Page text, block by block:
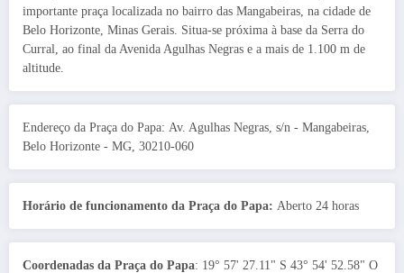
importante praça localizada no bairro das Mangabeiras, na cidade de
Belo Horizonte, Minas Gerais. Situa-se próxima à base da Serra do
Curral, ao final da Avenida Agulhas Negras e a mais de 1.100 m de
altitude.
Endereço da Praça do Papa: Av. Agulhas Negras, s/n - Mangabeiras,
Belo Horizonte - MG, 30210-060
Horário de funcionamento da Praça do Papa: Aberto 24 horas
Coordenadas da Praça do Papa: 19° 57' 27.11" S 43° 54' 52.58" O